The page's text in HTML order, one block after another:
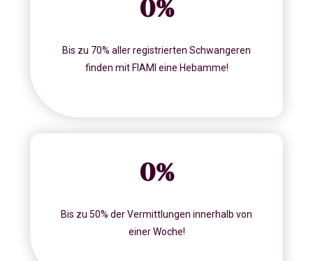
0%
Bis zu 70% aller registrierten Schwangeren
finden mit FIAMI eine Hebamme!
0%
Bis zu 50% der Vermittlungen innerhalb von
einer Woche!